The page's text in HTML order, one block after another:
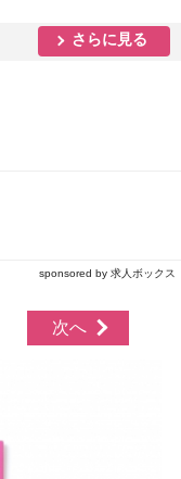
さらに見る
sponsored by 求人ボックス
次へ